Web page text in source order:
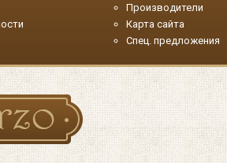
Производители
Карта сайта
Спец. предложения